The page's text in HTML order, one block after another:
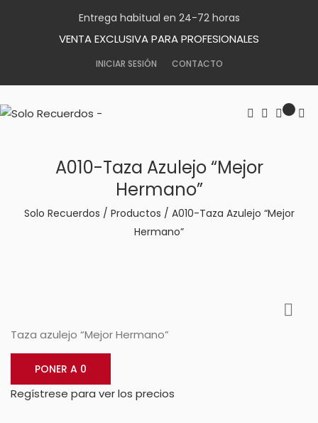
Entrega habitual en 24-72 horas
VENTA EXCLUSIVA PARA PROFESIONALES
INICIAR SESIÓN CONTACTO
A010-Taza Azulejo “Mejor
Hermano”
Solo Recuerdos / Productos / A010-Taza Azulejo “Mejor
Hermano”
Taza azulejo “Mejor Hermano”
PONER A 0
Regístrese para ver los precios